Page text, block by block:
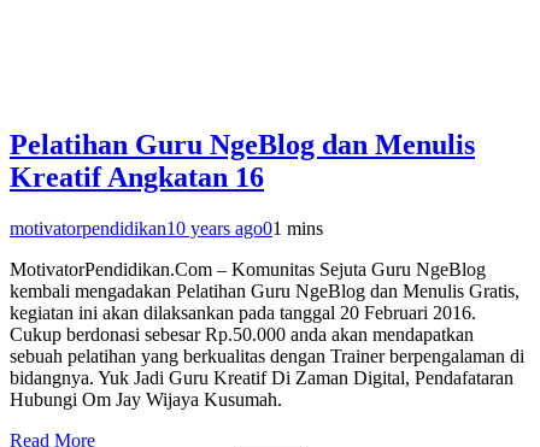
Pelatihan Guru NgeBlog dan Menulis
Kreatif Angkatan 16
motivatorpendidikan10 years ago01 mins
MotivatorPendidikan.Com – Komunitas Sejuta Guru NgeBlog
kembali mengadakan Pelatihan Guru NgeBlog dan Menulis Gratis,
kegiatan ini akan dilaksankan pada tanggal 20 Februari 2016.
Cukup berdonasi sebesar Rp.50.000 anda akan mendapatkan
sebuah pelatihan yang berkualitas dengan Trainer berpengalaman di
bidangnya. Yuk Jadi Guru Kreatif Di Zaman Digital, Pendafataran
Hubungi Om Jay Wijaya Kusumah.
Read More